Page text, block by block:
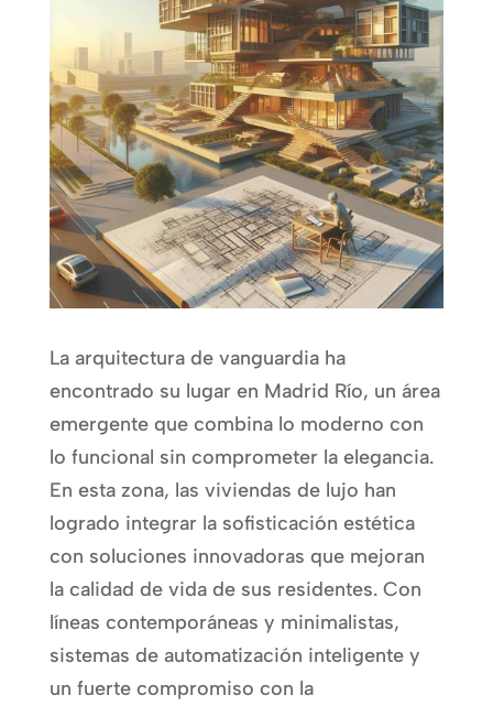
La arquitectura de vanguardia ha
encontrado su lugar en Madrid Río, un área
emergente que combina lo moderno con
lo funcional sin comprometer la elegancia.
En esta zona, las viviendas de lujo han
logrado integrar la sofisticación estética
con soluciones innovadoras que mejoran
la calidad de vida de sus residentes. Con
líneas contemporáneas y minimalistas,
sistemas de automatización inteligente y
un fuerte compromiso con la